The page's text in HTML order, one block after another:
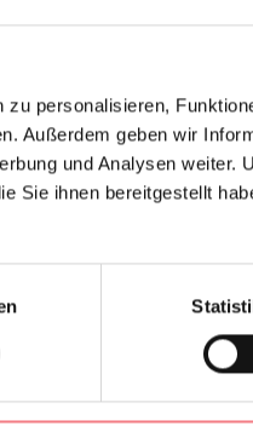
personalisieren,
Außerdem geben wir
und Analysen weiter.
Sie ihnen bereitgestellt